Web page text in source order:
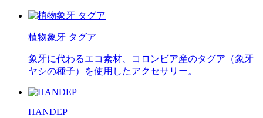
植物象牙 タグア
象牙に代わるエコ素材、コロンビア産のタグア（象牙
ヤシの種子）を使用したアクセサリー。
HANDEP